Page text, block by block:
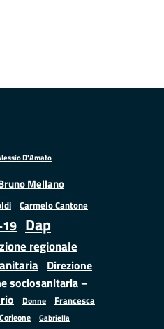
D'Amato
Mellano
Carmelo Cantone
Dap
regionale
Direzione
sociosanitaria –
Donne
Francesca
Gabriella